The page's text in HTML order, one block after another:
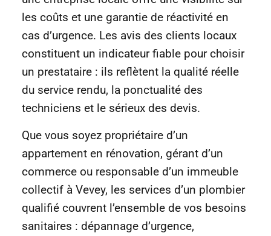
les coûts et une garantie de réactivité en
cas d’urgence. Les avis des clients locaux
constituent un indicateur fiable pour choisir
un prestataire : ils reflètent la qualité réelle
du service rendu, la ponctualité des
techniciens et le sérieux des devis.
Que vous soyez propriétaire d’un
appartement en rénovation, gérant d’un
commerce ou responsable d’un immeuble
collectif à Vevey, les services d’un plombier
qualifié couvrent l’ensemble de vos besoins
sanitaires : dépannage d’urgence,